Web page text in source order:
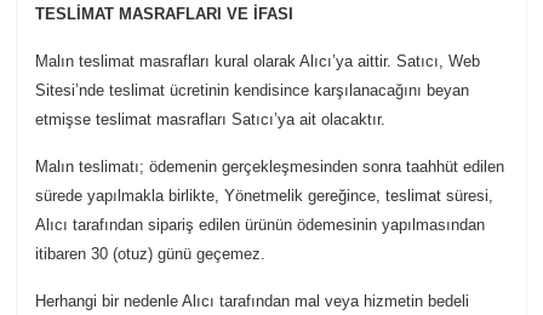
TESLİMAT MASRAFLARI VE İFASI
Malın teslimat masrafları kural olarak Alıcı’ya aittir. Satıcı, Web
Sitesi’nde teslimat ücretinin kendisince karşılanacağını beyan
etmişse teslimat masrafları Satıcı’ya ait olacaktır.
Malın teslimatı; ödemenin gerçekleşmesinden sonra taahhüt edilen
sürede yapılmakla birlikte, Yönetmelik gereğince, teslimat süresi,
Alıcı tarafından sipariş edilen ürünün ödemesinin yapılmasından
itibaren 30 (otuz) günü geçemez.
Herhangi bir nedenle Alıcı tarafından mal veya hizmetin bedeli